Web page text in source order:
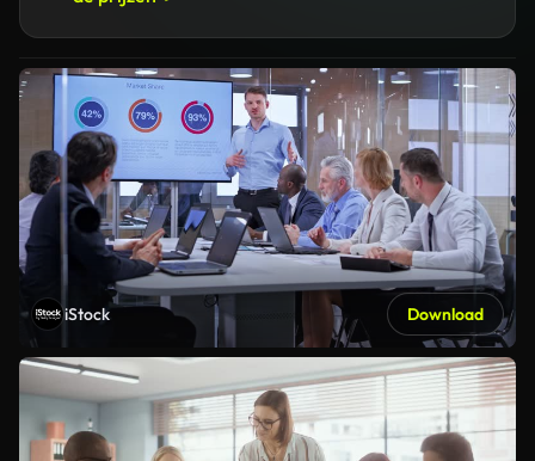
iStock Download